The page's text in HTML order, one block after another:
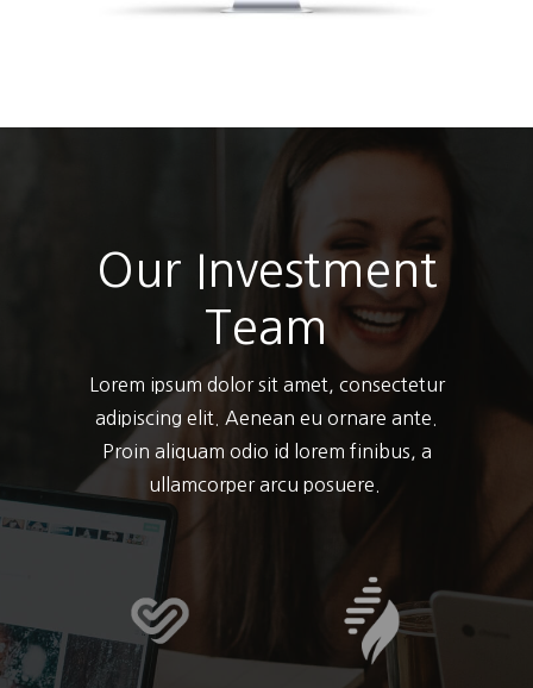
Our Investment
Team
Lorem ipsum dolor sit amet, consectetur
adipiscing elit. Aenean eu ornare ante.
Proin aliquam odio id lorem finibus, a
ullamcorper arcu posuere.